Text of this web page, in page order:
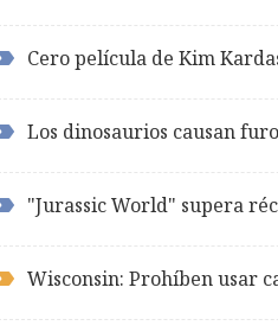
Cero película de Kim
Los dinosaurios causan
"Jurassic World" supera
Wisconsin: Prohíben usar